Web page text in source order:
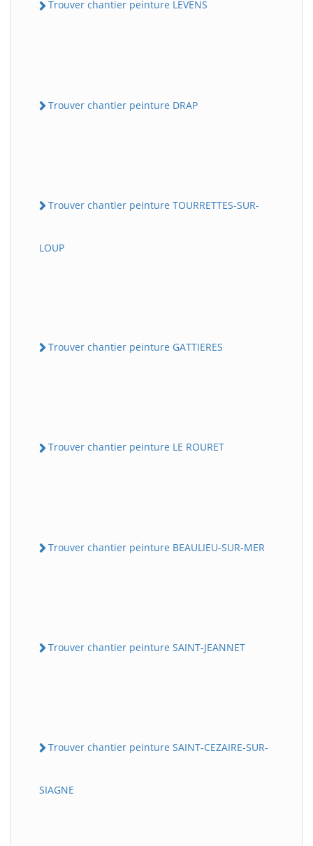
Trouver chantier peinture LEVENS
Trouver chantier peinture DRAP
Trouver chantier peinture TOURRETTES-SUR-
LOUP
Trouver chantier peinture GATTIERES
Trouver chantier peinture LE ROURET
Trouver chantier peinture BEAULIEU-SUR-MER
Trouver chantier peinture SAINT-JEANNET
Trouver chantier peinture SAINT-CEZAIRE-SUR-
SIAGNE